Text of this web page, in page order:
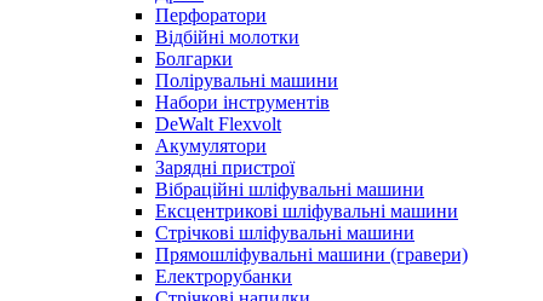
Перфоратори
Відбійні молотки
Болгарки
Полірувальні машини
Набори інструментів
DeWalt Flexvolt
Акумулятори
Зарядні пристрої
Вібраційні шліфувальні машини
Ексцентрикові шліфувальні машини
Стрічкові шліфувальні машини
Прямошліфувальні машини (гравери)
Електрорубанки